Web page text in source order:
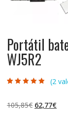
Portátil
WJ5R2
valoraciones
(2
105,85€ El
62,77€El